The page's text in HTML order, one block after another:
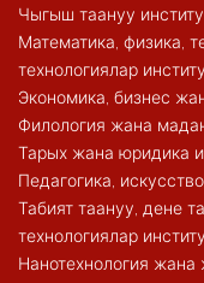
Чыгыш таануу
Математика, физика,
технологиялар
Экономика, бизнес
Филология жана
Тарых жана юридика
Педагогика,
Табият таануу, дене
технологиялар
Нанотехнология жана